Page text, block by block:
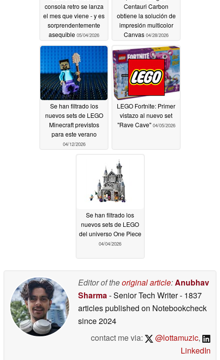
consola retro se lanza
el mes que viene - y es
sorprendentemente
asequible 05/04/2026
Centauri Carbon
obtiene la solución de
impresión multicolor
Canvas 04/28/2026
Se han filtrado los
nuevos sets de LEGO
Minecraft previstos
para este verano
04/12/2026
LEGO Fortnite: Primer
vistazo al nuevo set
"Rave Cave" 04/05/2026
Se han filtrado los
nuevos sets de LEGO
del universo One Piece
04/04/2026
Editor of theoriginal article:Anubhav
Sharma- Senior Tech Writer- 1837
articles published on Notebookcheck
since 2024
contact me via:
@lottamuzic,
LinkedIn